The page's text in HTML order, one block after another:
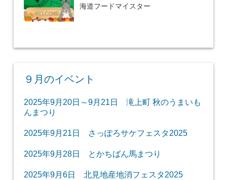
海道フードマイスター
９月のイベント
2025年9月20日～9月21日 滝上町 秋のうまいも
んまつり
2025年9月21日 さっぽろサケフェスタ2025
2025年9月28日 とかちばん馬まつり
2025年9月6日 北見地産地消フェスタ2025